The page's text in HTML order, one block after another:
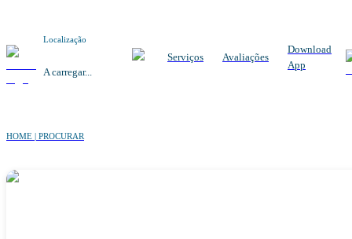
Localização
A carregar...
Serviços Avaliações
Download
App
HOME | PROCURAR